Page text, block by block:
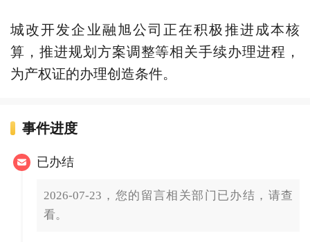
城改开发企业融旭公司正在积极推进成本核
算，推进规划方案调整等相关手续办理进程，
为产权证的办理创造条件。
事件进度
已办结
2026-07-23，您的留言相关部门已办结，请查
看。